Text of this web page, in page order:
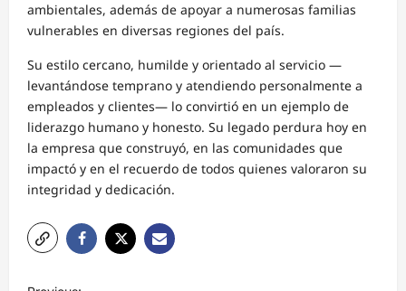
ambientales, además de apoyar a numerosas familias
vulnerables en diversas regiones del país.
Su estilo cercano, humilde y orientado al servicio —
levantándose temprano y atendiendo personalmente a
empleados y clientes— lo convirtió en un ejemplo de
liderazgo humano y honesto. Su legado perdura hoy en
la empresa que construyó, en las comunidades que
impactó y en el recuerdo de todos quienes valoraron su
integridad y dedicación.
N